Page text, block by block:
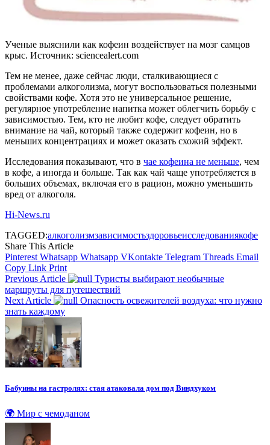
Ученые выяснили как кофеин воздействует на мозг самцов
крыс. Источник: sciencealert.com
Тем не менее, даже сейчас люди, сталкивающиеся с
проблемами алкоголизма, могут воспользоваться полезными
свойствами кофе. Хотя это не универсальное решение,
регулярное употребление напитка может облегчить борьбу с
зависимостью. Тем, кто не любит кофе, следует обратить
внимание на чай, который также содержит кофеин, но в
меньших концентрациях и может оказать схожий эффект.
Исследования показывают, что в чае кофеина не меньше, чем
в кофе, а иногда и больше. Так как чай чаще употребляется в
больших объемах, включая его в рацион, можно уменьшить
вред от алкоголя.
Hi-News.ru
TAGGED:алкоголизмзависимостьздоровьеисследованиякофе
Share This Article
Pinterest Whatsapp Whatsapp VKontakte Telegram Threads Email
Copy Link Print
Previous Article
Туристы выбирают необычные
маршруты для путешествий
Next Article
Опасность освежителей воздуха: что нужно
знать каждому
Бабуины на гастролях: стая атаковала дом под Виндхуком
🌍 Мир с чемоданом